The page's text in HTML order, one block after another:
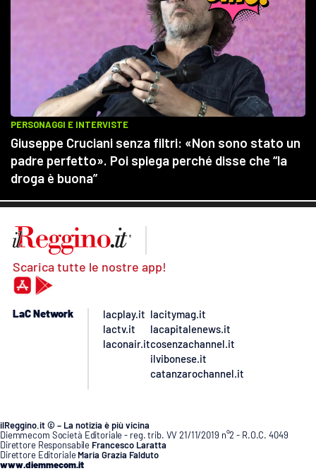
Scarica tutte le nostre app!
LaC Network
lacplay.it
lactv.it
laconair.it
lacitymag.it
lacapitalenews.it
cosenzachannel.it
ilvibonese.it
catanzarochannel.it
ilReggino.it © – La notizia è più vicina
Diemmecom Società Editoriale - reg. trib. VV 21/11/2019 n°2 - R.O.C. 4049
Direttore Responsabile Francesco Laratta
Direttore Editoriale Maria Grazia Falduto
www.diemmecom.it